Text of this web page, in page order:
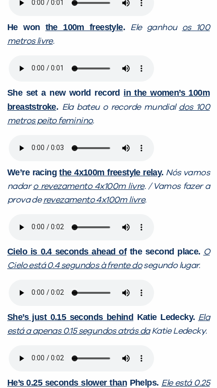
He won the 100m freestyle. Ele ganhou os 100
metros livre.
She set a new world record in the women’s 100m
breaststroke. Ela bateu o recorde mundial dos 100
metros peito feminino.
We’re racingthe 4x100m freestyle relay. Nós vamos
nadaro revezamento 4x100m livre. / Vamos fazer a
prova derevezamento 4x100m livre.
Cielo is 0.4 seconds ahead ofthe second place. O
Cielo está 0.4 segundos à frente dosegundo lugar.
She’s just 0.15 seconds behind Katie Ledecky. Ela
está a apenas 0.15 segundos atrás daKatie Ledecky.
He’s 0.25 seconds slower thanPhelps. Ele está 0.25